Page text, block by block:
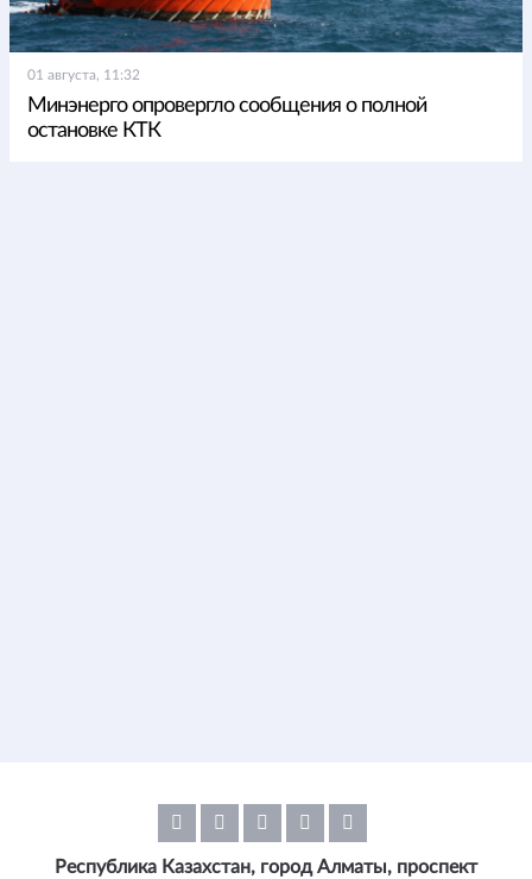
01 августа, 11:32
Минэнерго опровергло сообщения о полной
остановке КТК
Республика Казахстан, город Алматы, проспект